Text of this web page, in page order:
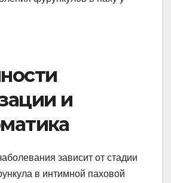
и
зависит от стадии
в интимной паховой